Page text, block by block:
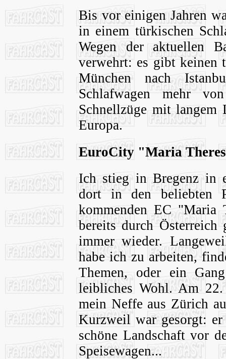
Bis vor einigen Jahren
in einem türkischen
Wegen der aktuellen
verwehrt: es gibt keinen
München nach
Schlafwagen mehr
Schnellzüge mit langem
Europa.
EuroCity "Maria
Ich stieg in Bregenz in
dort in den beliebten
kommenden EC
bereits durch
immer wieder.
habe ich zu arbeiten,
Themen, oder ein
leibliches Wohl. Am
mein Neffe aus Zürich
Kurzweil war gesorgt:
schöne Landschaft vor
Speisewagen...